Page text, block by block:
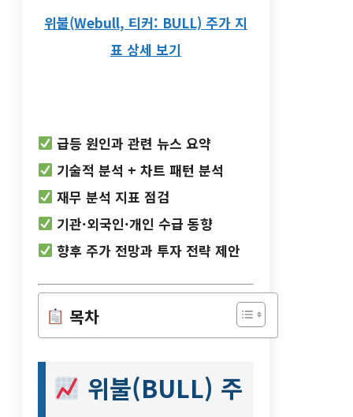
위불(Webull, 티커: BULL) 주가 지
표 상세 보기
급등 원인과 관련 뉴스 요약
기술적 분석 + 차트 패턴 분석
재무 분석 지표 점검
기관·외국인·개인 수급 동향
향후 주가 전망과 투자 전략 제안
목차
위불(BULL) 주